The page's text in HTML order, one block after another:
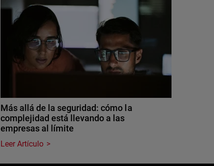
Más allá de la seguridad: cómo la
complejidad está llevando a las
empresas al límite
Leer Artículo